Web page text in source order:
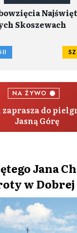
Skoszewach
NA ŻYWO
do
Jasną Górę
Jana
w Dobrej